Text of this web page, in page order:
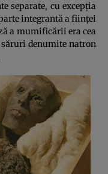
separate, cu excepţia
integrantă a fiinţei
a mumificării era cea
denumite natron